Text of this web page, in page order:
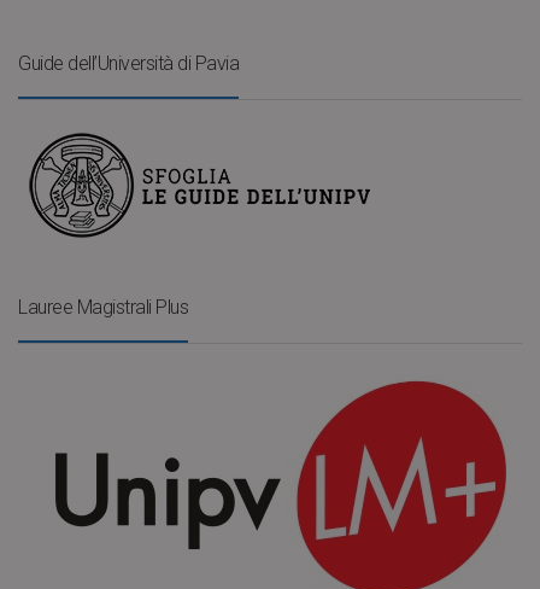
Guide dell’Università di Pavia
Lauree Magistrali Plus